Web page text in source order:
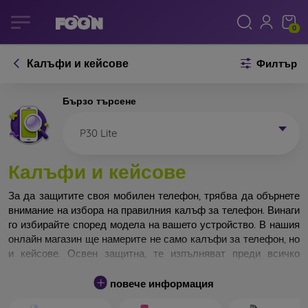
0
Калъфи и кейсове Филтър
Бързо търсене
P30 Lite
Калъфи и кейсове
За да защитите своя мобилен телефон, трябва да обърнете
внимание на избора на правилния калъф за телефон. Винаги
го избирайте според модела на вашето устройство. В нашия
онлайн магазин ще намерите не само калъфи за телефон, но
и кейсове. Освен защитна, те изпълняват преди всичко
Кейса за телефон може да бъде наречен и заден капак. Той е
повече информация